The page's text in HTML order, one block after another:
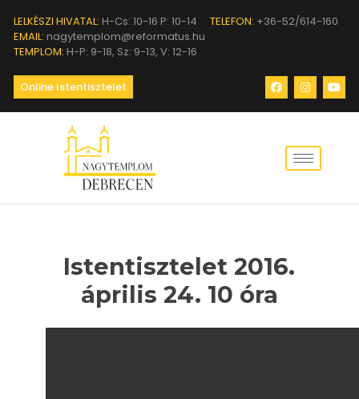
LELKÉSZI HIVATAL: H-Cs: 10-16 P: 10-14 TELEFON: +36-52/614-160
EMAIL: nagytemplom@reformatus.hu
TEMPLOM: H-P: 9-18, Sz: 9-13, V: 12-16
Online Istentisztelet
Istentisztelet 2016.
április 24. 10 óra